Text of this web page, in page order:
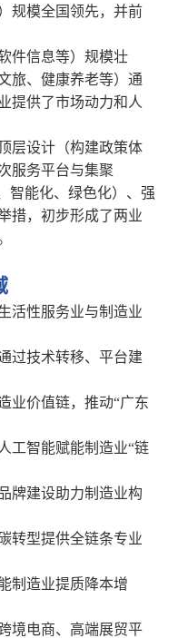
规模全国领先，并前
件信息等）规模壮
旅、健康养老等）通
提供了市场动力和人
层设计‌（构建政策体
服务平台与集聚
智能化、绿色化）、‌强
措，初步形成了两业
活性服务业与制造业
过技术转移、平台建
业价值链，推动“广东
工智能赋能制造业“链
牌建设助力制造业构
转型提供全链条专业
制造业提质降本增
境电商、高端展贸平